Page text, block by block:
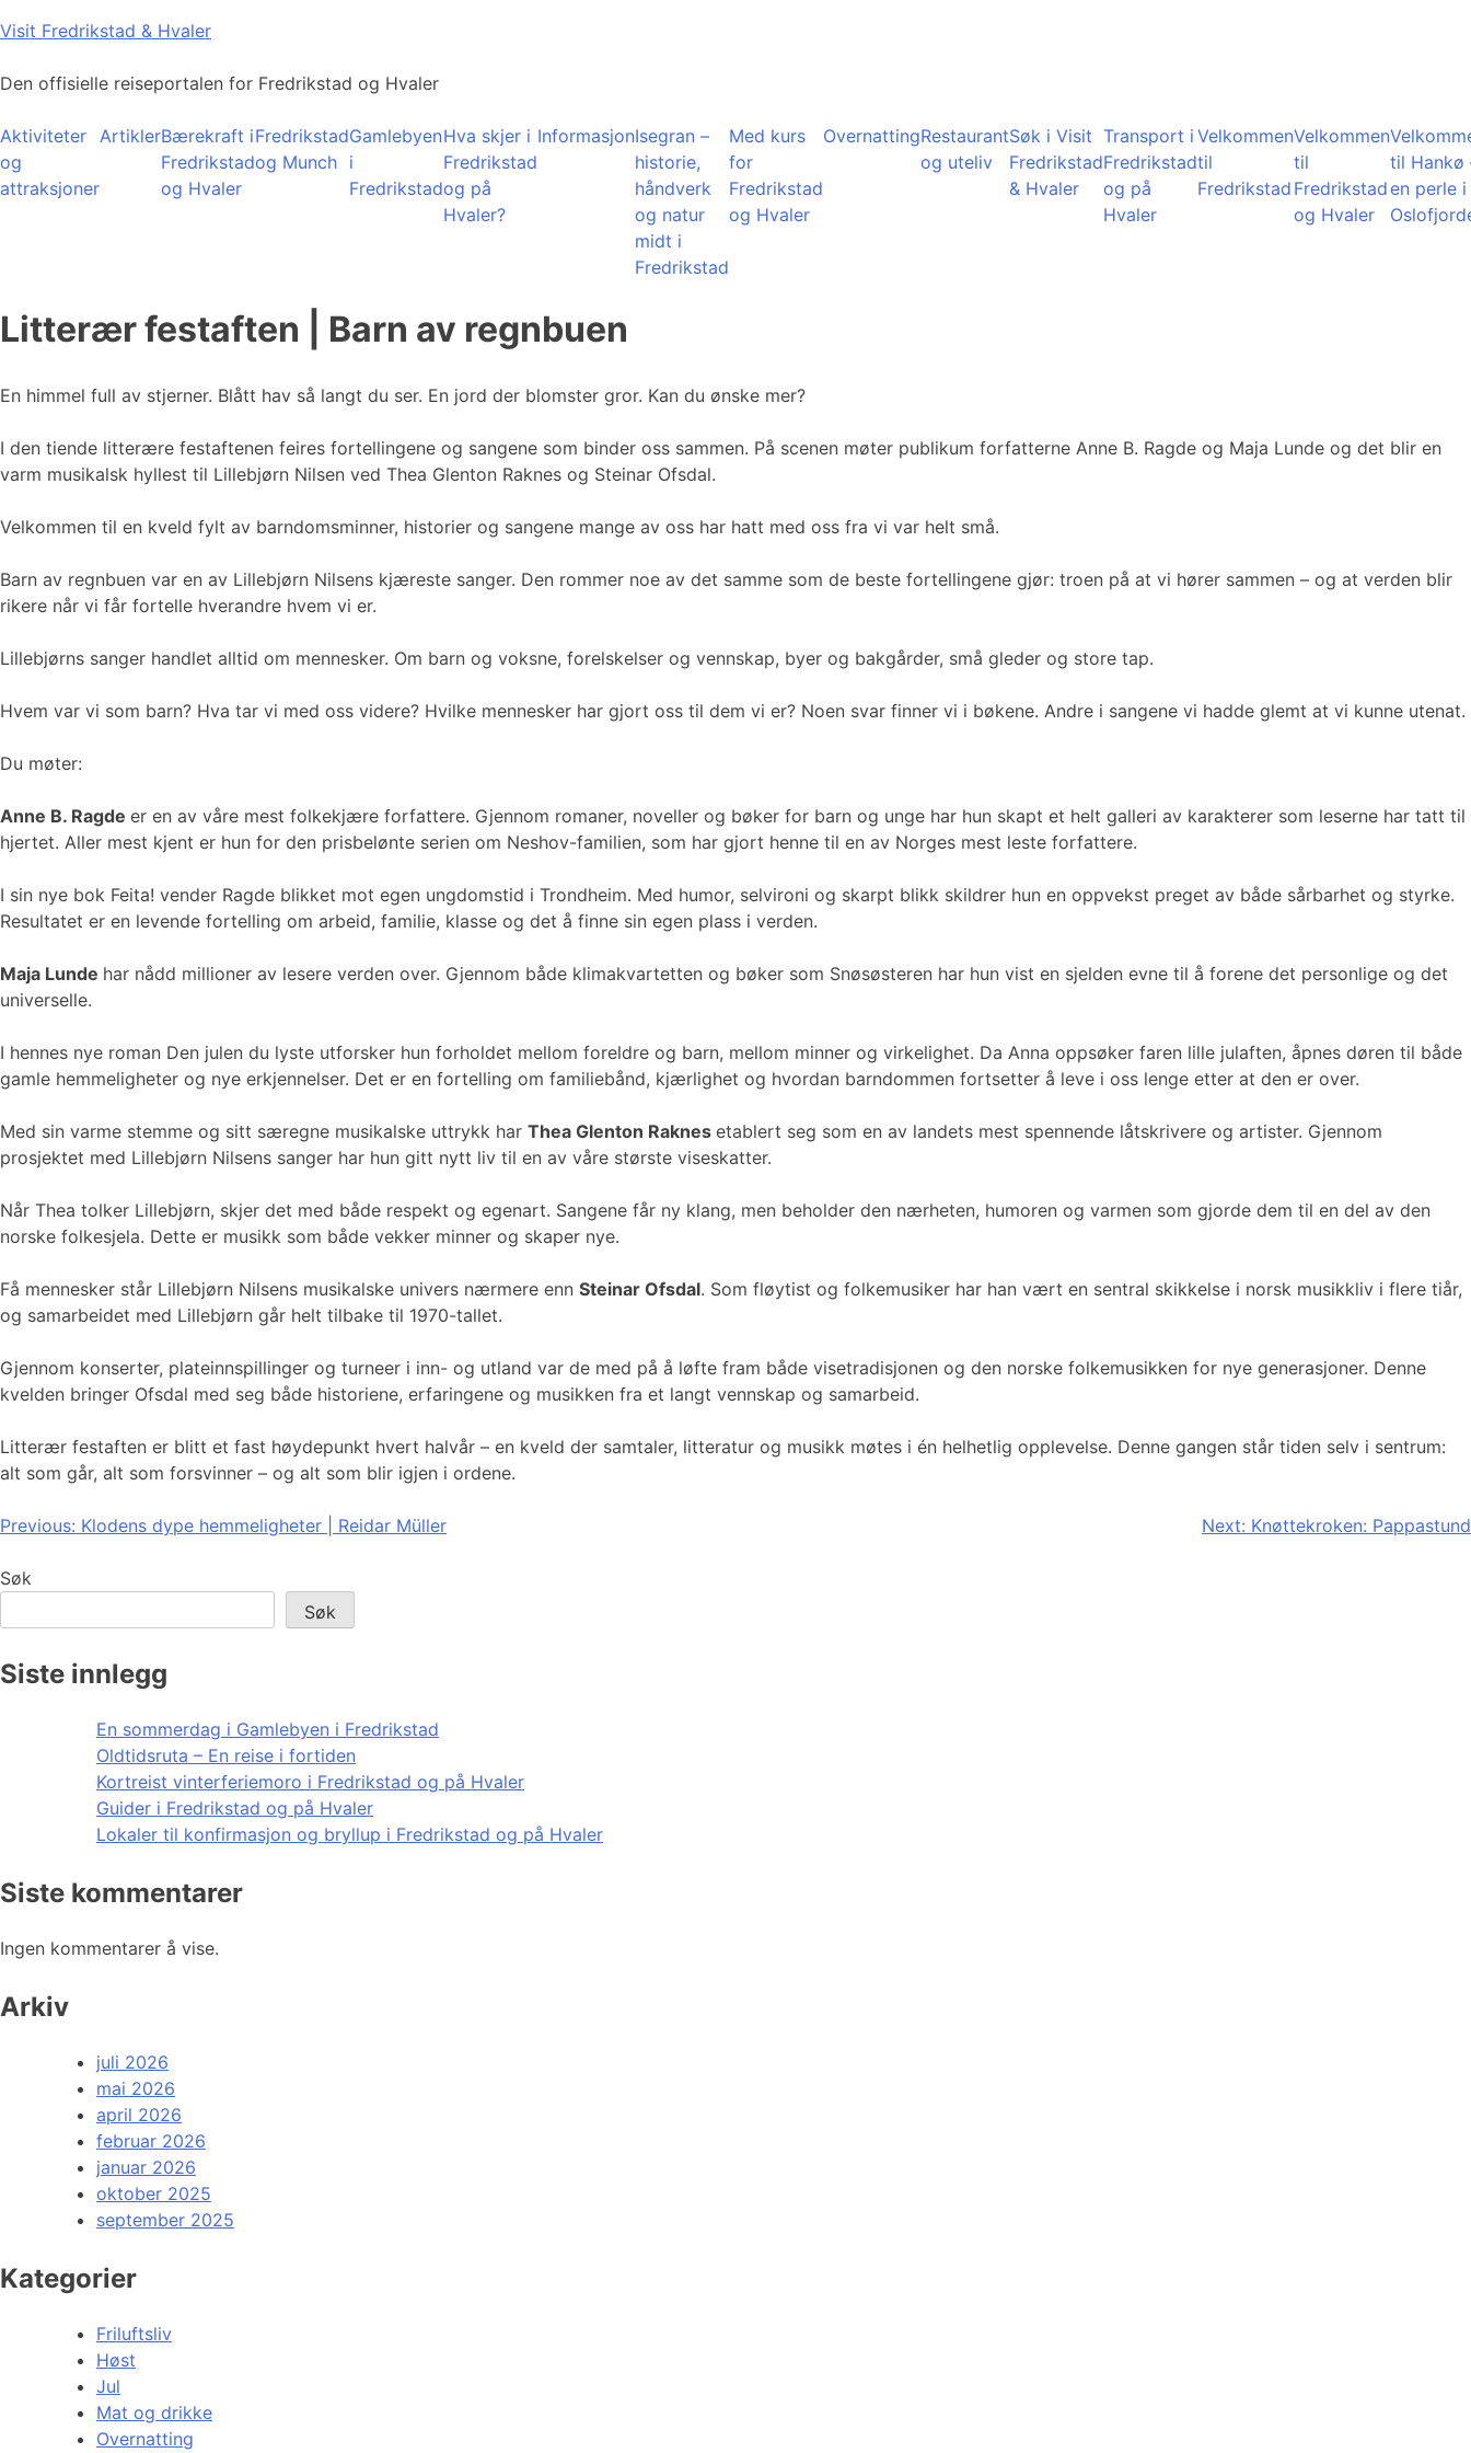
Skip
content
Visit Fredrikstad & Hvaler
Den offisielle reiseportalen for Fredrikstad og Hvaler
Aktiviteter
og
attraksjoner
ArtiklerBærekraft i
Fredrikstad
og Hvaler
Fredrikstad
og Munch
Gamlebyen
i
Fredrikstad
Hva skjer i
Fredrikstad
og på
Hvaler?
InformasjonIsegran –
historie,
håndverk
og natur
midt i
Fredrikstad
Med kurs
for
Fredrikstad
og Hvaler
OvernattingRestaurant
og uteliv
Søk i Visit
Fredrikstad
& Hvaler
Transport i
Fredrikstad
og på
Hvaler
Velkommen
til
Fredrikstad
Velkommen
til
Fredrikstad
og Hvaler
til Hankø
en perle i
Litterær festaften | Barn av regnbuen
En himmel full av stjerner. Blått hav så langt du ser. En jord der blomster gror. Kan du ønske mer?
I den tiende litterære festaftenen feires fortellingene og sangene som binder oss sammen. På scenen møter publikum forfatterne Anne B. Ragde og Maja Lunde og det blir en
varm musikalsk hyllest til Lillebjørn Nilsen ved Thea Glenton Raknes og Steinar Ofsdal.
Velkommen til en kveld fylt av barndomsminner, historier og sangene mange av oss har hatt med oss fra vi var helt små.
Barn av regnbuen var en av Lillebjørn Nilsens kjæreste sanger. Den rommer noe av det samme som de beste fortellingene gjør: troen på at vi hører sammen – og at verden blir
rikere når vi får fortelle hverandre hvem vi er.
Lillebjørns sanger handlet alltid om mennesker. Om barn og voksne, forelskelser og vennskap, byer og bakgårder, små gleder og store tap.
Hvem var vi som barn? Hva tar vi med oss videre? Hvilke mennesker har gjort oss til dem vi er? Noen svar finner vi i bøkene. Andre i sangene vi hadde glemt at vi kunne utenat.
Du møter:
Anne B. Ragde er en av våre mest folkekjære forfattere. Gjennom romaner, noveller og bøker for barn og unge har hun skapt et helt galleri av karakterer som leserne har tatt til
hjertet. Aller mest kjent er hun for den prisbelønte serien om Neshov-familien, som har gjort henne til en av Norges mest leste forfattere.
I sin nye bok Feita! vender Ragde blikket mot egen ungdomstid i Trondheim. Med humor, selvironi og skarpt blikk skildrer hun en oppvekst preget av både sårbarhet og styrke.
Resultatet er en levende fortelling om arbeid, familie, klasse og det å finne sin egen plass i verden.
Maja Lunde har nådd millioner av lesere verden over. Gjennom både klimakvartetten og bøker som Snøsøsteren har hun vist en sjelden evne til å forene det personlige og det
universelle.
I hennes nye roman Den julen du lyste utforsker hun forholdet mellom foreldre og barn, mellom minner og virkelighet. Da Anna oppsøker faren lille julaften, åpnes døren til både
gamle hemmeligheter og nye erkjennelser. Det er en fortelling om familiebånd, kjærlighet og hvordan barndommen fortsetter å leve i oss lenge etter at den er over.
Med sin varme stemme og sitt særegne musikalske uttrykk har Thea Glenton Raknes etablert seg som en av landets mest spennende låtskrivere og artister. Gjennom
prosjektet med Lillebjørn Nilsens sanger har hun gitt nytt liv til en av våre største viseskatter.
Når Thea tolker Lillebjørn, skjer det med både respekt og egenart. Sangene får ny klang, men beholder den nærheten, humoren og varmen som gjorde dem til en del av den
norske folkesjela. Dette er musikk som både vekker minner og skaper nye.
Få mennesker står Lillebjørn Nilsens musikalske univers nærmere enn Steinar Ofsdal. Som fløytist og folkemusiker har han vært en sentral skikkelse i norsk musikkliv i flere tiår,
og samarbeidet med Lillebjørn går helt tilbake til 1970-tallet.
Gjennom konserter, plateinnspillinger og turneer i inn- og utland var de med på å løfte fram både visetradisjonen og den norske folkemusikken for nye generasjoner. Denne
kvelden bringer Ofsdal med seg både historiene, erfaringene og musikken fra et langt vennskap og samarbeid.
Litterær festaften er blitt et fast høydepunkt hvert halvår – en kveld der samtaler, litteratur og musikk møtes i én helhetlig opplevelse. Denne gangen står tiden selv i sentrum:
alt som går, alt som forsvinner – og alt som blir igjen i ordene.
Innleggsnavigasjon
Previous: Klodens dype hemmeligheter | Reidar Müller Next: Knøttekroken: Pappastund
Søk
Søk
Siste innlegg
En sommerdag i Gamlebyen i Fredrikstad
Oldtidsruta – En reise i fortiden
Kortreist vinterferiemoro i Fredrikstad og på Hvaler
Guider i Fredrikstad og på Hvaler
Lokaler til konfirmasjon og bryllup i Fredrikstad og på Hvaler
Siste kommentarer
Ingen kommentarer å vise.
Arkiv
juli 2026
mai 2026
april 2026
februar 2026
januar 2026
oktober 2025
september 2025
Kategorier
Friluftsliv
Høst
Jul
Mat og drikke
Overnatting